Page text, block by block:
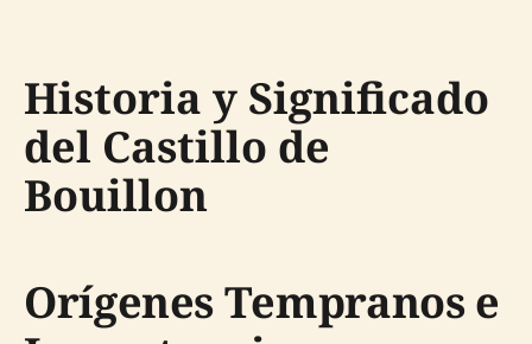
Historia y Significado
del Castillo de
Bouillon
Orígenes Tempranos e